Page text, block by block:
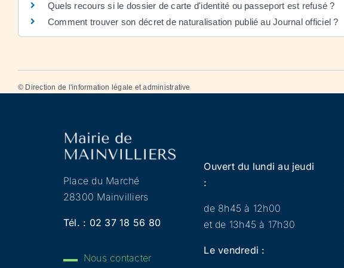
Quels recours si le dossier de carte d'identité ou passeport est refusé ?
Comment trouver son décret de naturalisation publié au Journal officiel ?
© Direction de l'information légale et administrative
Place du Marché
28300 Mainvilliers
Tél. : 02 37 18 56 80
Nous contacter
Ouvert du lundi au jeudi
:
de 8h45 à 12h00
et de 13h45 à 17h30
Le vendredi :